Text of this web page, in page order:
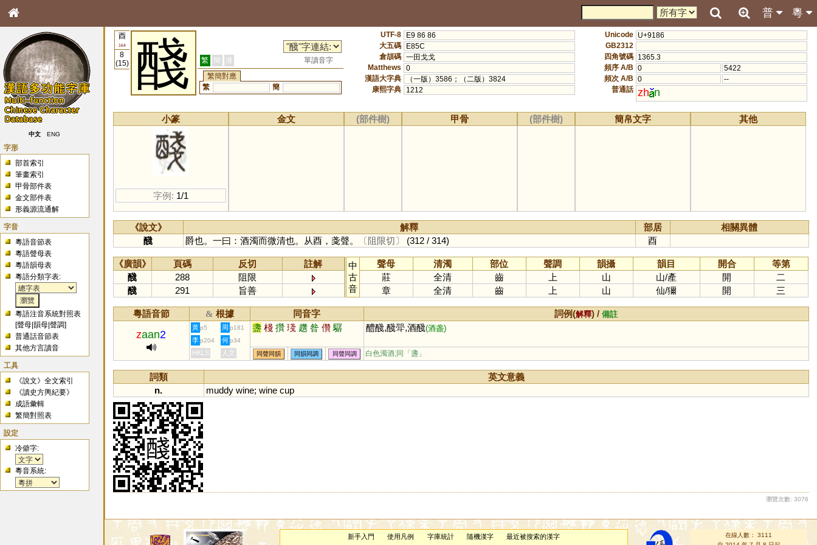
粵
普
中文 ENG
字形
部首索引
筆畫索引
甲骨部件表
金文部件表
形義源流通解
字音
粵語音節表
粵語聲母表
粵語韻母表
粵語分類字表:
粵語注音系統對照表
[聲母 |韻母 |聲調]
普通話音節表
其他方言讀音
工具
《說文》全文索引
《讀史方輿紀要》
成語彙輯
繁簡對照表
設定
冷僻字:
粵音系統:
酉
164
8
(15)
醆 繁 簡 港
單讀音字
繁簡對應
繁
簡
UTF-8
E9 86 86
大五碼
E85C
倉頡碼 一田戈戈
Matthews
0
漢語大字典
（一版）3586；（二版）3824
康熙字典
1212
Unicode U+9186
GB2312
四角號碼 1365.3
頻序 A/B 0
5422
頻次 A/B 0
--
普通話 zh n
小篆
字例: 1/1
金文 (部件樹) 甲骨 (部件樹) 簡帛文字 其他
《說文》 解釋 部居
相關異體
醆
爵也。一曰：酒濁而微清也。从酉，戔聲。 〔阻限切〕 (312 / 314) 酉
《廣韻》 頁碼 反切
註解
醆
288
阻限
醆
291 旨善
中
古
音
聲母 清濁 部位 聲調 韻攝 韻目 開合
等第
莊
全清 齒 上 山 山/產 開
二
章
全清 齒 上 山 仙/獮 開 三
粵語音節 & 根據 同音字 詞例(解釋) /備註
zaan2
黃 p5 周 p181 盞 棧 攢 琖 趲 昝 儹 驏 醴醆,醆斝,酒醆(酒盏)
李 p204 何 p34
HKLS 人文 同聲同韻 同韻同調 同聲同調 白色濁酒;同「盞 」
詞類
英文意義
n.
muddy wine; wine cup
瀏覽次數: 3076
新手入門 使用凡例 字庫統計 隨機漢字
最近被搜索的漢字
在線人數： 3111